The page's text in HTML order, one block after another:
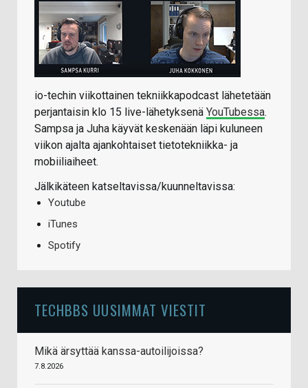
io-techin viikottainen tekniikkapodcast lähetetään
perjantaisin klo 15 live-lähetyksenä YouTubessa.
Sampsa ja Juha käyvät keskenään läpi kuluneen
viikon ajalta ajankohtaiset tietotekniikka- ja
mobiiliaiheet.
Jälkikäteen katseltavissa/kuunneltavissa:
Youtube
iTunes
Spotify
TECHBBS UUSIMMAT VIESTIT
Mikä ärsyttää kanssa-autoilijoissa?
7.8.2026